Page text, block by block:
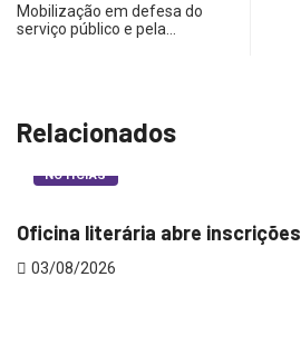
Mobilização em defesa do
serviço público e pela…
Relacionados
NOTÍCIAS
Oficina literária abre inscrições
03/08/2026